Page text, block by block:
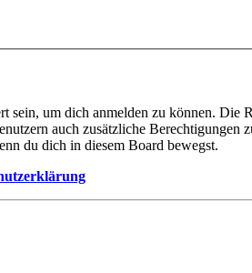
sein, um dich anmelden zu können.
auch zusätzliche Berechtigungen
du dich in diesem Board bewegst.